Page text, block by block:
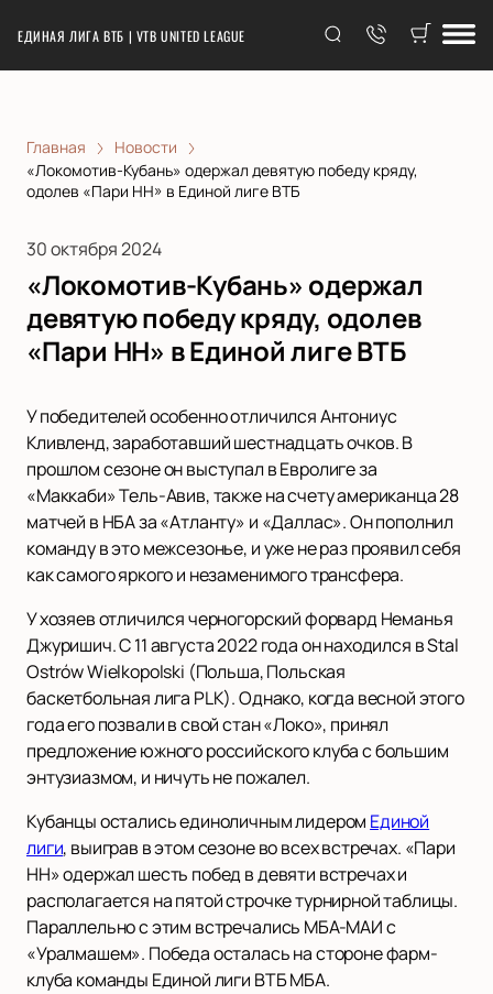
ЕДИНАЯ ЛИГА ВТБ | VTB UNITED LEAGUE
Главная
Новости
«Локомотив-Кубань» одержал девятую победу кряду,
одолев «Пари НН» в Единой лиге ВТБ
30 октября 2024
«Локомотив-Кубань» одержал
девятую победу кряду, одолев
«Пари НН» в Единой лиге ВТБ
У победителей особенно отличился Антониус
Кливленд, заработавший шестнадцать очков. В
прошлом сезоне он выступал в Евролиге за
«Маккаби» Тель-Авив, также на счету американца 28
матчей в НБА за «Атланту» и «Даллас». Он пополнил
команду в это межсезонье, и уже не раз проявил себя
как самого яркого и незаменимого трансфера.
У хозяев отличился черногорский форвард Неманья
Джуришич. С 11 августа 2022 года он находился в Stal
Ostrów Wielkopolski (Польша, Польская
баскетбольная лига PLK). Однако, когда весной этого
года его позвали в свой стан «Локо», принял
предложение южного российского клуба с большим
энтузиазмом, и ничуть не пожалел.
Кубанцы остались единоличным лидером Единой
лиги, выиграв в этом сезоне во всех встречах. «Пари
НН» одержал шесть побед в девяти встречах и
располагается на пятой строчке турнирной таблицы.
Параллельно с этим встречались МБА-МАИ с
«Уралмашем». Победа осталась на стороне фарм-
клуба команды Единой лиги ВТБ МБА.